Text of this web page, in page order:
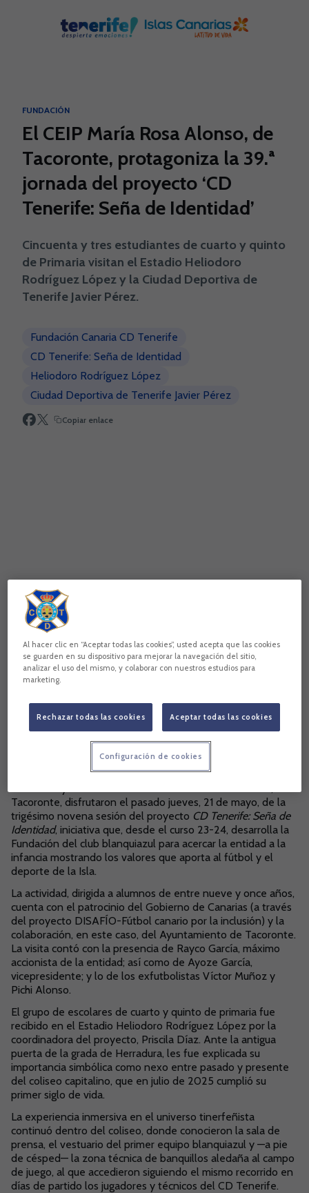
FUNDACIÓN
El CEIP María Rosa Alonso, de
Tacoronte, protagoniza la 39.ª
jornada del proyecto ‘CD
Tenerife: Seña de Identidad’
Cincuenta y tres estudiantes de cuarto y quinto
de Primaria visitan el Estadio Heliodoro
Rodríguez López y la Ciudad Deportiva de
Tenerife Javier Pérez.
Fundación Canaria CD Tenerife
CD Tenerife: Seña de Identidad
Heliodoro Rodríguez López
Ciudad Deportiva de Tenerife Javier Pérez
Copiar enlace
Tacoronte, disfrutaron el pasado jueves, 21 de mayo, de la
trigésimo novena sesión del proyecto CD Tenerife: Seña de
Identidad, iniciativa que, desde el curso 23-24, desarrolla la
Fundación del club blanquiazul para acercar la entidad a la
infancia mostrando los valores que aporta al fútbol y el
deporte de la Isla.
La actividad, dirigida a alumnos de entre nueve y once años,
cuenta con el patrocinio del Gobierno de Canarias (a través
del proyecto DISAFÍO-Fútbol canario por la inclusión) y la
colaboración, en este caso, del Ayuntamiento de Tacoronte.
La visita contó con la presencia de Rayco García, máximo
accionista de la entidad; así como de Ayoze García,
vicepresidente; y lo de los exfutbolistas Víctor Muñoz y
Pichi Alonso.
El grupo de escolares de cuarto y quinto de primaria fue
recibido en el Estadio Heliodoro Rodríguez López por la
coordinadora del proyecto, Priscila Díaz. Ante la antigua
puerta de la grada de Herradura, les fue explicada su
importancia simbólica como nexo entre pasado y presente
del coliseo capitalino, que en julio de 2025 cumplió su
primer siglo de vida.
La experiencia inmersiva en el universo tinerfeñista
continuó dentro del coliseo, donde conocieron la sala de
prensa, el vestuario del primer equipo blanquiazul y —a pie
de césped— la zona técnica de banquillos aledaña al campo
de juego, al que accedieron siguiendo el mismo recorrido en
días de partido los jugadores y técnicos del CD Tenerife.
Al hacer clic en “Aceptar todas las cookies”, usted acepta que las cookies
se guarden en su dispositivo para mejorar la navegación del sitio,
analizar el uso del mismo, y colaborar con nuestros estudios para
marketing.
Rechazar todas las cookies Aceptar todas las cookies
Configuración de cookies